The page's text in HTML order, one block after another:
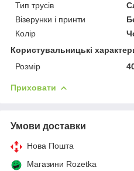
Тип трусів
Візерунки і принти
Колір
Користувальницькі
Розмір
Приховати
Умови доставки
Нова Пошта
Магазини Rozetka